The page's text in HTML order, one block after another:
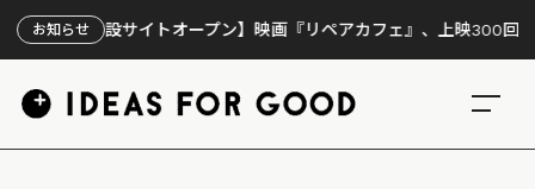
お知らせ
特設サイトオープン】映画『リペアカフェ』、上映300回の先で見え